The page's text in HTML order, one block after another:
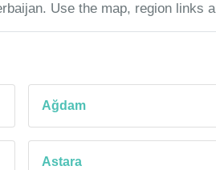
Use the map, region links
Ağdam
Astara